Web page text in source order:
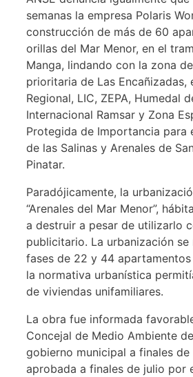
semanas la empresa Polaris
construcción de más de 60
orillas del Mar Menor, en el
Manga, lindando con la zona
prioritaria de Las Encañizadas,
Regional, LIC, ZEPA, Humedal
Internacional Ramsar y Zona
Protegida de Importancia para
de las Salinas y Arenales de
Pinatar.
Paradójicamente, la
“Arenales del Mar Menor”,
a destruir a pesar de utilizarlo
publicitario. La urbanización se
fases de 22 y 44
la normativa urbanística
de viviendas unifamiliares.
La obra fue informada
Concejal de Medio Ambiente
gobierno municipal a finales de
aprobada a finales de julio por